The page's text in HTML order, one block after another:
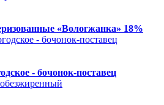
«Вологжанка» 18%
- бочонок-поставец